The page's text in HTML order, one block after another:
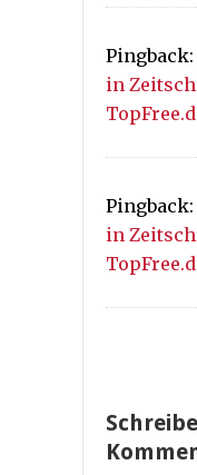
Pingback:
in
Pingback:
in